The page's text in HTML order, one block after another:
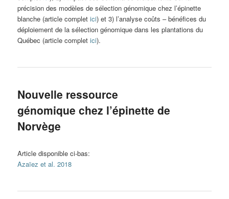
précision des modèles de sélection génomique chez l’épinette
blanche (article completici) et 3) l’analyse coûts – bénéfices du
déploiement de la sélection génomique dans les plantations du
Québec (article completici).
Nouvelle ressource
génomique chez l’épinette de
Norvège
Article disponible ci-bas:
Azaïez et al. 2018